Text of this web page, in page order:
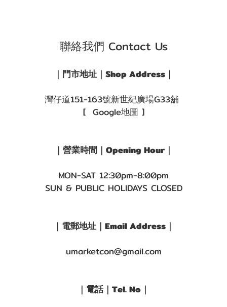
聯絡我們 Contact Us
｜門市地址｜Shop Address｜
灣仔道151-163號新世紀廣場G33舖
[ Google地圖 ]
｜營業時間｜Opening Hour｜
MON-SAT 12:30pm-8:00pm
SUN & PUBLIC HOLIDAYS CLOSED
｜電郵地址｜Email Address｜
umarketcon@gmail.com
｜電話｜Tel. No｜